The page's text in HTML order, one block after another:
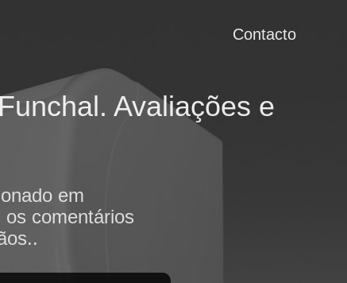
Contacto
Avaliações e
em
comentários